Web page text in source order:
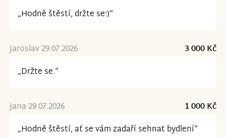
„Hodně štěstí, držte se:)“
Jaroslav 29.07.2026
3 000 Kč
„Držte se.“
Jana 29.07.2026
1 000 Kč
„Hodně štěstí, ať se vám zadaří sehnat bydlení“